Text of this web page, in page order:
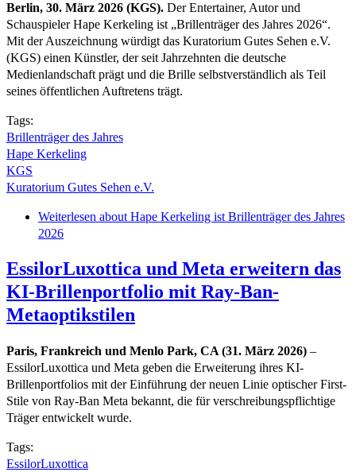
Berlin, 30. März 2026 (KGS). Der Entertainer, Autor und
Schauspieler Hape Kerkeling ist „Brillenträger des Jahres 2026“.
Mit der Auszeichnung würdigt das Kuratorium Gutes Sehen e.V.
(KGS) einen Künstler, der seit Jahrzehnten die deutsche
Medienlandschaft prägt und die Brille selbstverständlich als Teil
seines öffentlichen Auftretens trägt.
Tags:
Brillenträger des Jahres
Hape Kerkeling
KGS
Kuratorium Gutes Sehen e.V.
Weiterlesen about Hape Kerkeling ist Brillenträger des Jahres
2026
EssilorLuxottica und Meta erweitern das
KI-Brillenportfolio mit Ray-Ban-
Metaoptikstilen
Paris, Frankreich und Menlo Park, CA (31. März 2026) –
EssilorLuxottica und Meta geben die Erweiterung ihres KI-
Brillenportfolios mit der Einführung der neuen Linie optischer First-
Stile von Ray-Ban Meta bekannt, die für verschreibungspflichtige
Träger entwickelt wurde.
Tags:
EssilorLuxottica